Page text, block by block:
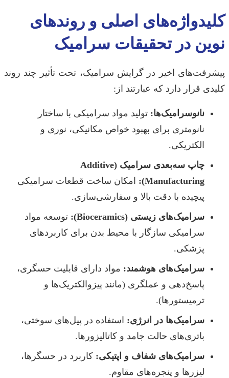
کلیدواژه‌های اصلی و روندهای
نوین در تحقیقات سرامیک
پیشرفت‌های اخیر در گرایش سرامیک، تحت تأثیر چند روند
کلیدی قرار دارد که عبارتند از:
نانوسرامیک‌ها: تولید مواد سرامیکی با ساختار
نانومتری برای بهبود خواص مکانیکی، نوری و
الکتریکی.
چاپ سه‌بعدی سرامیک (Additive
Manufacturing):
امکان ساخت قطعات سرامیکی
پیچیده با دقت بالا و سفارشی‌سازی.
سرامیک‌های زیستی (Bioceramics):
توسعه مواد
سرامیکی سازگار با محیط بدن برای کاربردهای
پزشکی.
سرامیک‌های هوشمند: مواد دارای قابلیت حسگری،
پاسخ‌دهی و عملگری (مانند پیزوالکتریک‌ها و
ترمیستورها).
سرامیک‌ها در انرژی: استفاده در پیل‌های سوختی،
باتری‌های حالت جامد و کاتالیزورها.
سرامیک‌های شفاف و اپتیکی: کاربرد در حسگرها،
لیزرها و پنجره‌های مقاوم.